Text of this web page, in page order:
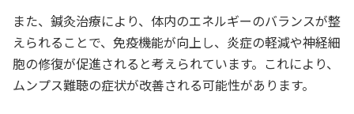
また、鍼灸治療により、体内のエネルギーのバランスが整
えられることで、免疫機能が向上し、炎症の軽減や神経細
胞の修復が促進されると考えられています。これにより、
ムンプス難聴の症状が改善される可能性があります。